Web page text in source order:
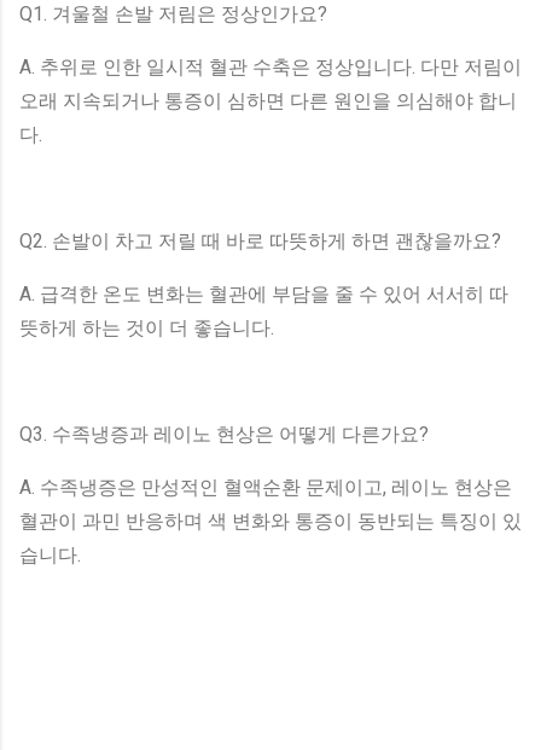
Q1. 겨울철 손발 저림은 정상인가요?
A. 추위로 인한 일시적 혈관 수축은 정상입니다. 다만 저림이
오래 지속되거나 통증이 심하면 다른 원인을 의심해야 합니
다.
Q2. 손발이 차고 저릴 때 바로 따뜻하게 하면 괜찮을까요?
A. 급격한 온도 변화는 혈관에 부담을 줄 수 있어 서서히 따
뜻하게 하는 것이 더 좋습니다.
Q3. 수족냉증과 레이노 현상은 어떻게 다른가요?
A. 수족냉증은 만성적인 혈액순환 문제이고, 레이노 현상은
혈관이 과민 반응하며 색 변화와 통증이 동반되는 특징이 있
습니다.